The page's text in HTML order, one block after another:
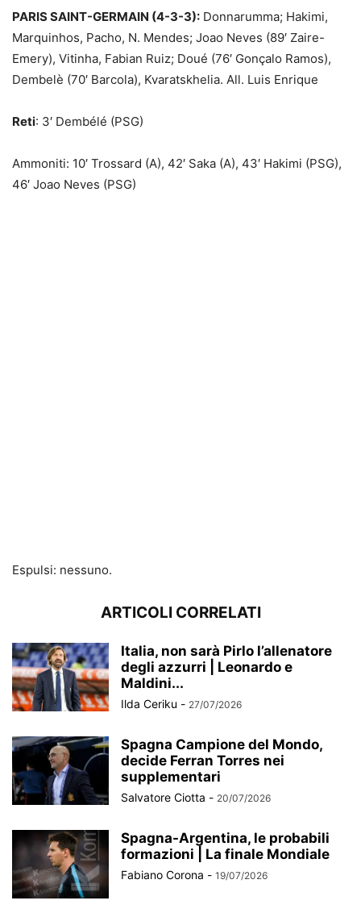
PARIS SAINT-GERMAIN (4-3-3): Donnarumma; Hakimi,
Marquinhos, Pacho, N. Mendes; Joao Neves (89′ Zaire-
Emery), Vitinha, Fabian Ruiz; Doué (76′ Gonçalo Ramos),
Dembelè (70′ Barcola), Kvaratskhelia. All. Luis Enrique
Reti: 3′ Dembélé (PSG)
Ammoniti: 10′ Trossard (A), 42′ Saka (A), 43′ Hakimi (PSG),
46′ Joao Neves (PSG)
Espulsi: nessuno.
ARTICOLI CORRELATI
Italia, non sarà Pirlo l’allenatore
degli azzurri | Leonardo e
Maldini...
Ilda Ceriku - 27/07/2026
Spagna Campione del Mondo,
decide Ferran Torres nei
supplementari
Salvatore Ciotta - 20/07/2026
Spagna-Argentina, le probabili
formazioni | La finale Mondiale
Fabiano Corona - 19/07/2026